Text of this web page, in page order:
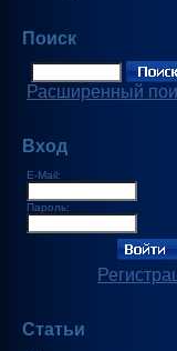
Поиск
Расширенный
Вход
E-Mail:
Пароль:
Статьи